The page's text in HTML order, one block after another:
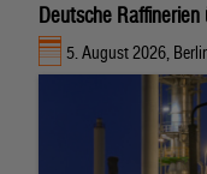
Deutsche
5. August 2026,